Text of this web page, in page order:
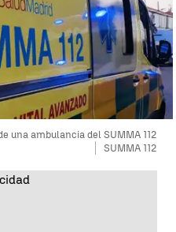
una ambulancia del SUMMA 112
SUMMA 112